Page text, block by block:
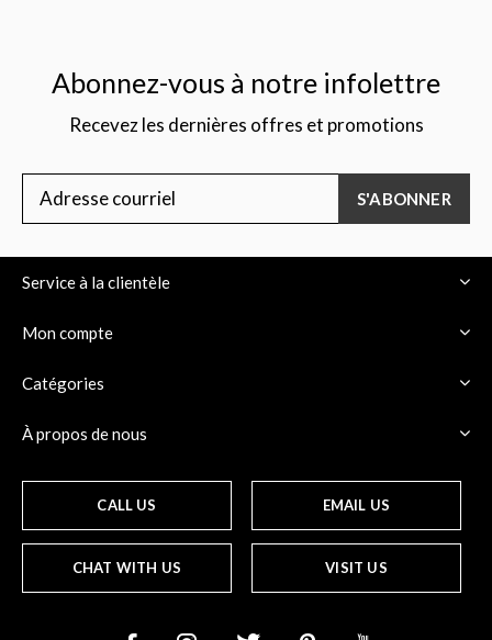
Abonnez-vous à notre infolettre
Recevez les dernières offres et promotions
S'ABONNER
Service à la clientèle
Mon compte
Catégories
À propos de nous
CALL US EMAIL US
CHAT WITH US VISIT US